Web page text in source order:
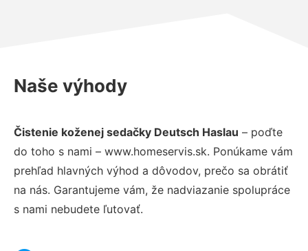
Naše výhody
Čistenie koženej sedačky Deutsch Haslau – poďte
do toho s nami – www.homeservis.sk. Ponúkame vám
prehľad hlavných výhod a dôvodov, prečo sa obrátiť
na nás. Garantujeme vám, že nadviazanie spolupráce
s nami nebudete ľutovať.